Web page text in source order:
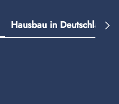
Hausbau in Deutschland